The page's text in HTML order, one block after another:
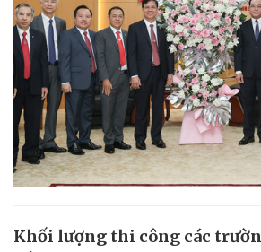
Khối lượng thi công các